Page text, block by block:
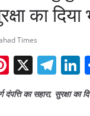
का दिया
Times
Pi
nt
er
X T
e
n
k
का सहारा, सुरक्षा का